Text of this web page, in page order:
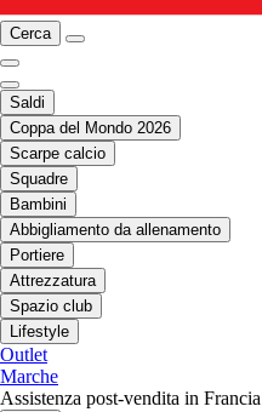
Cerca
Saldi
Coppa del Mondo 2026
Scarpe calcio
Squadre
Bambini
Abbigliamento da allenamento
Portiere
Attrezzatura
Spazio club
Lifestyle
Outlet
Marche
Assistenza post-vendita in Francia